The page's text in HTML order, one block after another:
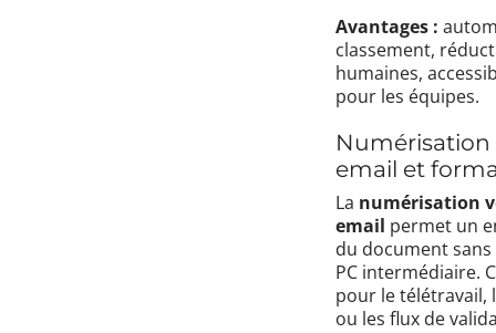
Avantages :
classement,
humaines,
pour les équipes.
Numérisation
email et
La numérisation
email permet un
du document
PC intermédiaire.
pour le télétravail,
ou les flux de